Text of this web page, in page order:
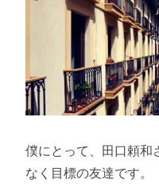
僕にとって、田口頼和
なく目標の友達です。